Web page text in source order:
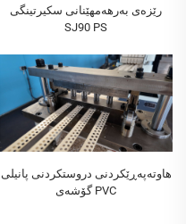
رێزەی بەرھەمھێنانی سکیرتینگی
SJ90 PS
هاوتەپه‌ڕێکردنی دروستکردنی پانیلی
گۆشەی PVC